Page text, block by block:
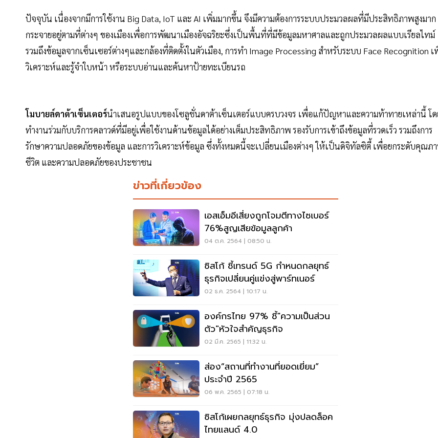
ปัจจุบัน เนื่องจากมีการใช้งาน Big Data, IoT และ AI เพิ่มมากขึ้น จึงมีความต้องการระบบประมวลผลที่มีประสิทธิภาพสูงมาก
กระจายอยู่ตามที่ต่างๆ ของเมืองเพื่อการพัฒนาเมืองอัจฉริยะซึ่งเป็นพื้นที่ที่มีข้อมูลมหาศาลและถูกประมวลผลแบบเรียลไทม์
รวมถึงข้อมูลจากเซ็นเซอร์ต่างๆและกล้องที่ติดตั้งในตัวเมือง, การทำ Image Processing สำหรับระบบ Face Recognition เ
วิเคราะห์และรู้จำใบหน้า หรือระบบอ่านและค้นหาป้ายทะเบียนรถ
โมบายล์ดาต้าเซ็นเตอร์นำเสนอรูปแบบของโซลูชั่นดาต้าเซ็นเตอร์แบบครบวงจร เพื่อแก้ปัญหาและความท้าทายเหล่านี้ โ
ทำงานร่วมกับบริการคลาวด์ที่มีอยู่เพื่อใช้งานด้านข้อมูลได้อย่างเต็มประสิทธิภาพ รองรับการเข้าถึงข้อมูลที่รวดเร็ว รวมถึงการ
รักษาความปลอดภัยของข้อมูล และการวิเคราะห์ข้อมูล ซึ่งทั้งหมดนี้จะเปลี่ยนเมืองต่างๆ ให้เป็นดิจิทัลซิตี้ เพื่อยกระดับคุณภ
ชีวิต และความปลอดภัยของประชาชน
ข่าวที่เกี่ยวข้อง
เอสเอ็มอีเสี่ยงถูกโจมตีทางไซเบอร์
76%สูญเสียข้อมูลลูกค้า
04 ต.ค. 2564 | 08:50 น.
ซิสโก้ ชี้เทรนด์ 5G กำหนดกลยุทธ์
ธุรกิจเปลี่ยนคู่แข่งสู่พาร์ทเนอร์
02 ธ.ค. 2564 | 10:17 น.
องค์กรไทย 97% ชี้"ความเป็นส่วน
ตัว"หัวใจสำคัญธุรกิจ
02 มี.ค. 2565 | 11:32 น.
ส่อง“สถานที่ทำงานที่ยอดเยี่ยม”
ประจำปี 2565
06 พ.ค. 2565 | 07:18 น.
ซิสโก้เผยกลยุทธ์ธุรกิจ มุ่งปลดล็อค
ไทยแลนด์ 4.0